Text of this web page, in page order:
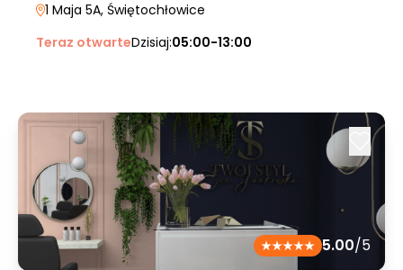
1 Maja 5A, Świętochłowice
Teraz otwarteDzisiaj:05:00-13:00
5.00/5